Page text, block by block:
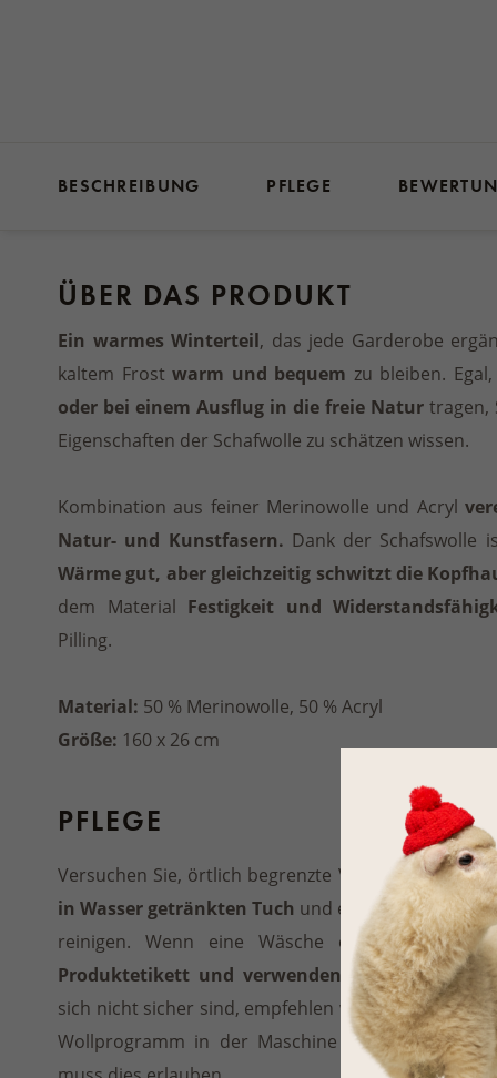
BESCHREIBUNG PFLEGE
ÜBER DAS PRODUKT
Ein warmes Winterteil, das jede Garderobe
kaltem Frostwarm und bequem zu bleiben.
oder bei einem Ausflug in die freie Natur tragen,
Eigenschaften der Schafwolle zu schätzen wissen.
Kombination aus feiner Merinowolle und Acryl
Natur- und Kunstfasern. Dank der Schafswolle
Wärme gut, aber gleichzeitig schwitzt die
dem Material Festigkeit und
Pilling.
Material: 50 % Merinowolle, 50 % Acryl
Größe: 160 x 26 cm
PFLEGE
Versuchen Sie, örtlich begrenzte
in Wasser getränkten Tuch und einem für die
reinigen. Wenn eine Wäsche erforderlich ist,
Produktetikett und verwenden Sie ein
sich nicht sicher sind, empfehlen wirHandwäsche.
Wollprogramm in der Maschine gewaschen